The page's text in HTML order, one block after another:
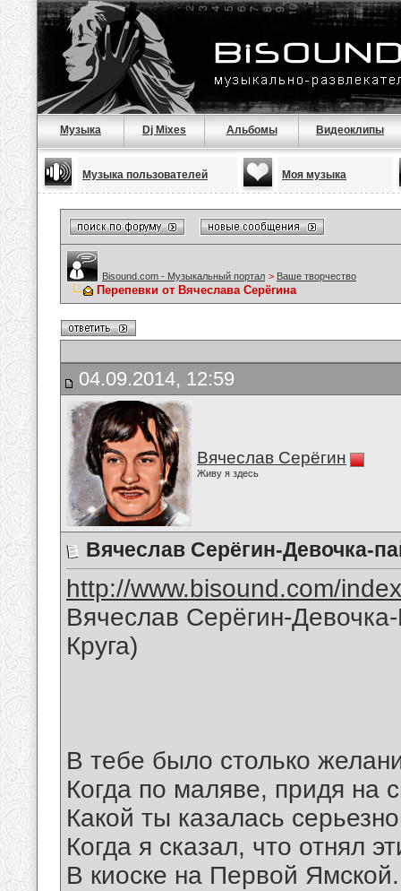
Музыка Dj Mixes Альбомы Видеоклипы
Музыка пользователей Моя музыка
Bisound.com - Музыкальный портал > Ваше творчество
Перепевки от Вячеслава Серёгина
04.09.2014, 12:59
Вячеслав Серёгин
Живу я здесь
Вячеслав Серёгин-Девочка-
http://www.bisound.com/
Вячеслав Серёгин-
Круга)
В тебе было столько
Когда по маляве, придя на
Какой ты казалась
Когда я сказал, что отнял
В киоске на Первой Ямской.